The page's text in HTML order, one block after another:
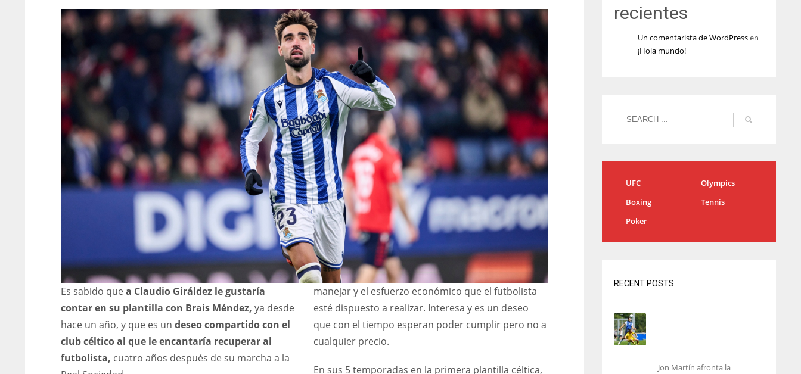
Es sabido quea Claudio Giráldez le gustaría
contar en su plantilla con Brais Méndez, ya desde
hace un año, y que es un deseo compartido con el
club céltico al que le encantaría recuperar al
futbolista, cuatro años después de su marcha a la
manejar y el esfuerzo económico que el futbolista
esté dispuesto a realizar. Interesa y es un deseo
que con el tiempo esperan poder cumplir pero no a
cualquier precio.
En sus 5 temporadas en la primera plantilla céltica,
recientes
Un comentarista de WordPressen
¡Hola mundo!
UFC
Olympics
Boxing
Tennis
Poker
RECENT POSTS
Jon Martín afronta la